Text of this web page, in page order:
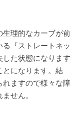
生理的なカーブが前
『ストレートネッ
した状態になります
とになります。結
れますので様々な障
せん。